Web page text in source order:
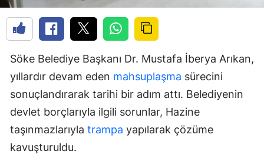
Söke Belediye Başkanı Dr. Mustafa İberya Arıkan,
yıllardır devam eden mahsuplaşma sürecini
sonuçlandırarak tarihi bir adım attı. Belediyenin
devlet borçlarıyla ilgili sorunlar, Hazine
taşınmazlarıyla trampa yapılarak çözüme
kavuşturuldu.